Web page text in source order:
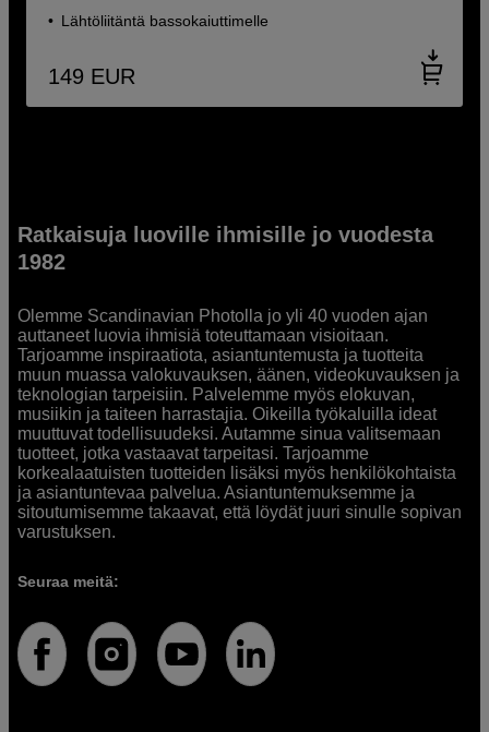
Lähtöliitäntä bassokaiuttimelle
149 EUR
Ratkaisuja luoville ihmisille jo vuodesta
1982
Olemme Scandinavian Photolla jo yli 40 vuoden ajan
auttaneet luovia ihmisiä toteuttamaan visioitaan.
Tarjoamme inspiraatiota, asiantuntemusta ja tuotteita
muun muassa valokuvauksen, äänen, videokuvauksen ja
teknologian tarpeisiin. Palvelemme myös elokuvan,
musiikin ja taiteen harrastajia. Oikeilla työkaluilla ideat
muuttuvat todellisuudeksi. Autamme sinua valitsemaan
tuotteet, jotka vastaavat tarpeitasi. Tarjoamme
korkealaatuisten tuotteiden lisäksi myös henkilökohtaista
ja asiantuntevaa palvelua. Asiantuntemuksemme ja
sitoutumisemme takaavat, että löydät juuri sinulle sopivan
varustuksen.
Seuraa meitä: